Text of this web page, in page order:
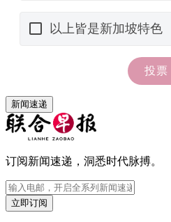
新闻速递
订阅新闻速递，洞悉时代脉搏。
立即订阅